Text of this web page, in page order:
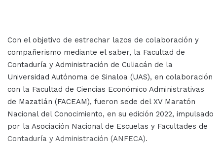
Con el objetivo de estrechar lazos de colaboración y
compañerismo mediante el saber, la Facultad de
Contaduría y Administración de Culiacán de la
Universidad Autónoma de Sinaloa (UAS), en colaboración
con la Facultad de Ciencias Económico Administrativas
de Mazatlán (FACEAM), fueron sede del XV Maratón
Nacional del Conocimiento, en su edición 2022, impulsado
por la Asociación Nacional de Escuelas y Facultades de
Contaduría y Administración (ANFECA).